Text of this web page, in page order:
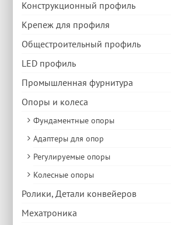
Конструкционный профиль
Крепеж для профиля
Общестроительный профиль
LED профиль
Промышленная фурнитура
Опоры и колеса
Фундаментные опоры
Адаптеры для опор
Регулируемые опоры
Колесные опоры
Ролики, Детали конвейеров
Мехатроника